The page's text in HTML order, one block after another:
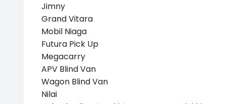
Jimny
Grand Vitara
Mobil Niaga
Futura Pick Up
Megacarry
APV Blind Van
Wagon Blind Van
Nilai